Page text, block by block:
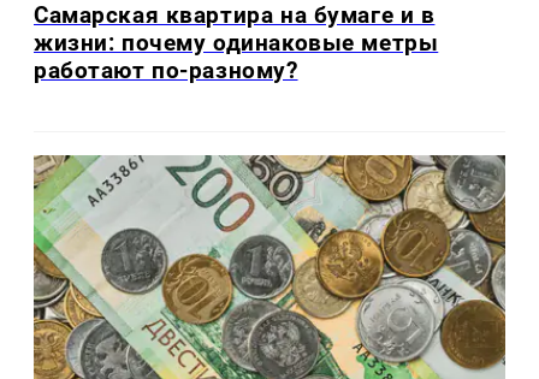
Самарская квартира на бумаге и в
жизни: почему одинаковые метры
работают по-разному?